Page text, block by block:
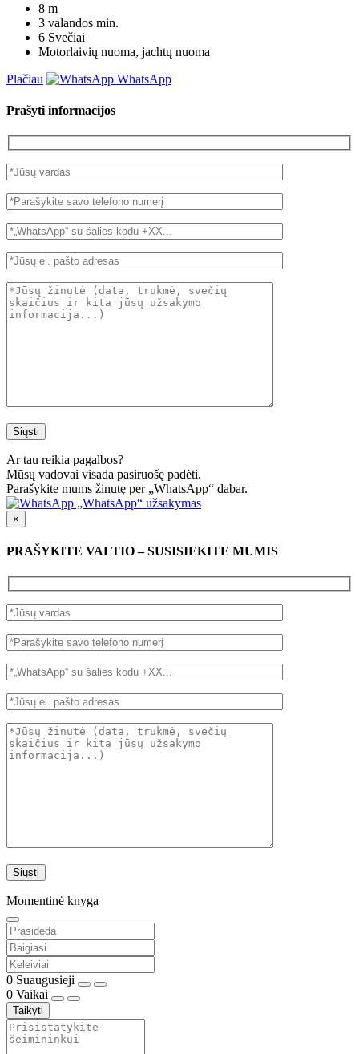
8 m
3 valandos min.
6 Svečiai
Motorlaivių nuoma, jachtų nuoma
Plačiau
WhatsApp
Prašyti informacijos
Ar tau reikia pagalbos?
Mūsų vadovai visada pasiruošę padėti.
Parašykite mums žinutę per „WhatsApp“ dabar.
„WhatsApp“ užsakymas
×
PRAŠYKITE VALTIO – SUSISIEKITE MUMIS
Momentinė knyga
0 Suaugusieji
0 Vaikai
Taikyti